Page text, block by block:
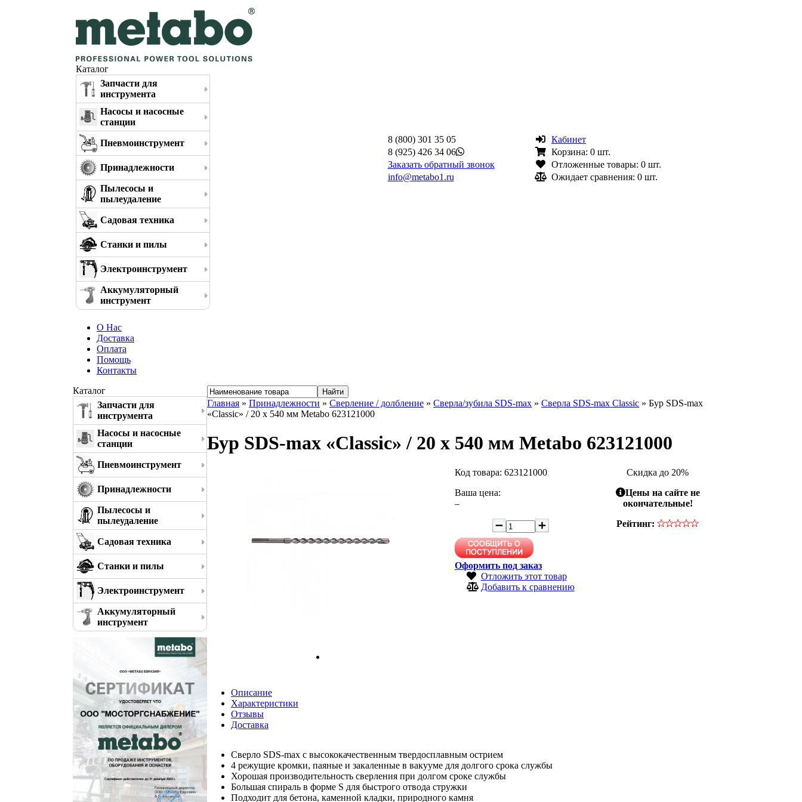
Каталог
Запчасти для
инструмента
Насосы и насосные
станции
Пневмоинструмент
Принадлежности
Пылесосы и
пылеудаление
Садовая техника
Станки и пилы
Электроинструмент
Аккумуляторный
инструмент
8 (800) 301 35 05
8 (925) 426 34 06
Заказать обратный звонок
info@metabo1.ru
Кабинет
Корзина: 0 шт.
Отложенные товары: 0 шт.
Ожидает сравнения: 0 шт.
О Нас
Доставка
Оплата
Помощь
Контакты
Каталог
Запчасти для
инструмента
Насосы и насосные
станции
Пневмоинструмент
Принадлежности
Пылесосы и
пылеудаление
Садовая техника
Станки и пилы
Электроинструмент
Аккумуляторный
инструмент
Главная » Принадлежности » Сверление / долбление » Сверла/зубила SDS-max » Сверла SDS-max Classic » Бур SDS-max
«Classic» / 20 x 540 мм Metabo 623121000
Бур SDS-max «Classic» / 20 x 540 мм Metabo 623121000
Код товара: 623121000
Ваша цена:
–
Оформить под заказ
Отложить этот товар
Добавить к сравнению
Скидка до 20%
Цены на сайте не
окончательные!
Рейтинг:
Описание
Характеристики
Отзывы
Доставка
Сверло SDS-max с высококачественным твердосплавным острием
4 режущие кромки, паяные и закаленные в вакууме для долгого срока службы
Хорошая производительность сверления при долгом сроке службы
Большая спираль в форме S для быстрого отвода стружки
Подходит для бетона, каменной кладки, природного камня